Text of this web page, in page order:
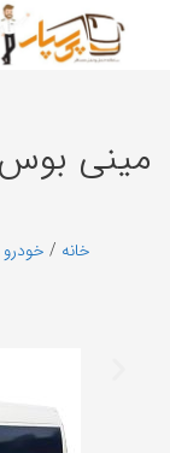
خانه / خودرو